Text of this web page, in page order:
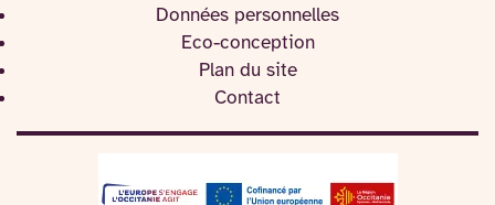
Données personnelles
Eco-conception
Plan du site
Contact